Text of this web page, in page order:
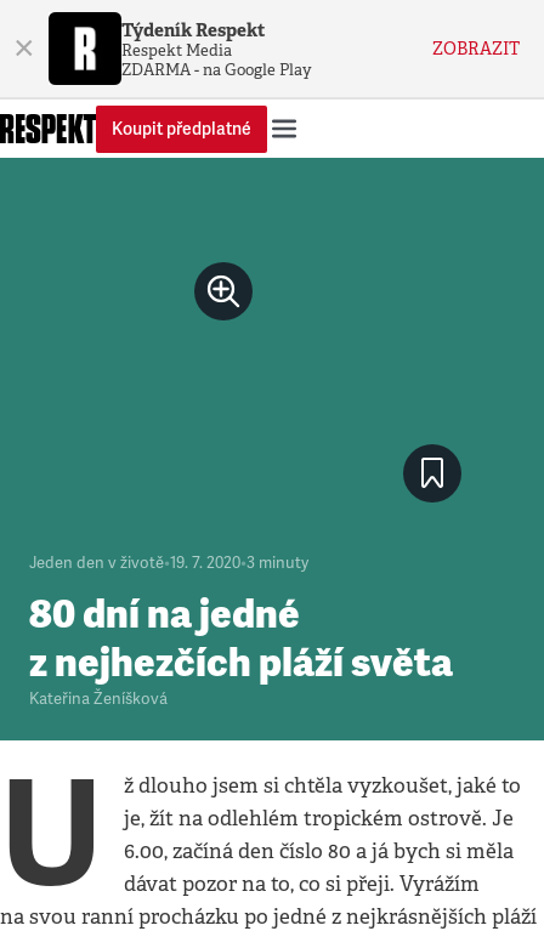
× Týdeník Respekt
Respekt Media
ZDARMA - na Google Play
ZOBRAZIT
Koupit předplatné
Jeden den v životě•19. 7. 2020•3 minuty
80 dní na jedné
z nejhezčích pláží světa
Kateřina Ženíšková
U
ž dlouho jsem si chtěla vyzkoušet, jaké to
je, žít na odlehlém tropickém ostrově. Je
6.00, začíná den číslo 80 a já bych si měla
dávat pozor na to, co si přeji. Vyrážím
na svou ranní procházku po jedné z nejkrásnějších pláží